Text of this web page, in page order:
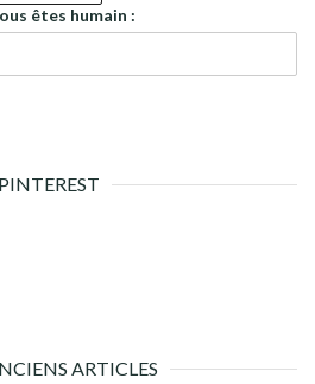
êtes humain :
PINTEREST
ARTICLES